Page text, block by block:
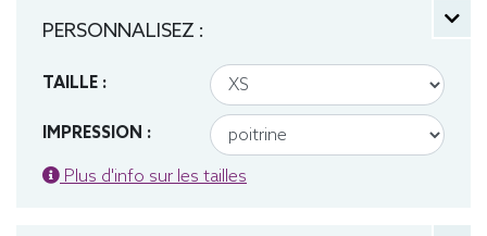
PERSONNALISEZ :
TAILLE :
IMPRESSION :
Plus d'info sur les tailles